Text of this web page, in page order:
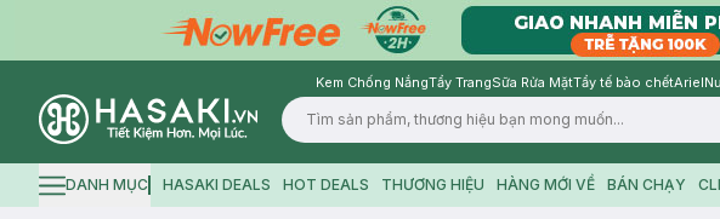
Kem Chống NắngTẩy TrangSữa Rửa MặtTẩy tế bào chếtAriel
Logo
Hamburger icon
DANH MỤC HASAKI DEALS HOT DEALS THƯƠNG HIỆU HÀNG MỚI VỀ BÁN CHẠY